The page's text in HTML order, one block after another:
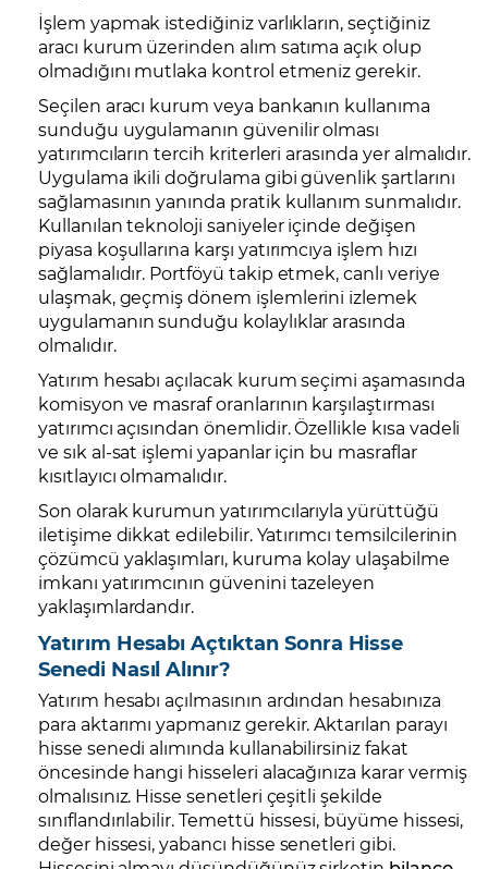
İşlem yapmak istediğiniz varlıkların, seçtiğiniz
aracı kurum üzerinden alım satıma açık olup
olmadığını mutlaka kontrol etmeniz gerekir.
Seçilen aracı kurum veya bankanın kullanıma
sunduğu uygulamanın güvenilir olması
yatırımcıların tercih kriterleri arasında yer almalıdır.
Uygulama ikili doğrulama gibi güvenlik şartlarını
sağlamasının yanında pratik kullanım sunmalıdır.
Kullanılan teknoloji saniyeler içinde değişen
piyasa koşullarına karşı yatırımcıya işlem hızı
sağlamalıdır. Portföyü takip etmek, canlı veriye
ulaşmak, geçmiş dönem işlemlerini izlemek
uygulamanın sunduğu kolaylıklar arasında
olmalıdır.
Yatırım hesabı açılacak kurum seçimi aşamasında
komisyon ve masraf oranlarının karşılaştırması
yatırımcı açısından önemlidir. Özellikle kısa vadeli
ve sık al-sat işlemi yapanlar için bu masraflar
kısıtlayıcı olmamalıdır.
Son olarak kurumun yatırımcılarıyla yürüttüğü
iletişime dikkat edilebilir. Yatırımcı temsilcilerinin
çözümcü yaklaşımları, kuruma kolay ulaşabilme
imkanı yatırımcının güvenini tazeleyen
yaklaşımlardandır.
Yatırım Hesabı Açtıktan Sonra Hisse
Senedi Nasıl Alınır?
Yatırım hesabı açılmasının ardından hesabınıza
para aktarımı yapmanız gerekir. Aktarılan parayı
hisse senedi alımında kullanabilirsiniz fakat
öncesinde hangi hisseleri alacağınıza karar vermiş
olmalısınız. Hisse senetleri çeşitli şekilde
sınıflandırılabilir. Temettü hissesi, büyüme hissesi,
değer hissesi, yabancı hisse senetleri gibi.